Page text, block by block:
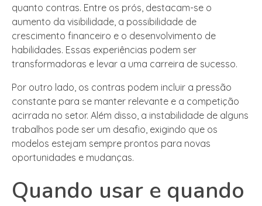
quanto contras. Entre os prós, destacam-se o
aumento da visibilidade, a possibilidade de
crescimento financeiro e o desenvolvimento de
habilidades. Essas experiências podem ser
transformadoras e levar a uma carreira de sucesso.
Por outro lado, os contras podem incluir a pressão
constante para se manter relevante e a competição
acirrada no setor. Além disso, a instabilidade de alguns
trabalhos pode ser um desafio, exigindo que os
modelos estejam sempre prontos para novas
oportunidades e mudanças.
Quando usar e quando